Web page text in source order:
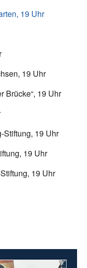
19 Uhr
19 Uhr
Brücke“, 19 Uhr
Stiftung, 19 Uhr
19 Uhr
19 Uhr